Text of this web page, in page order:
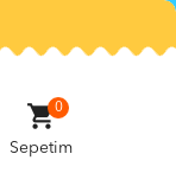
shopping_cart
Sepetim
0